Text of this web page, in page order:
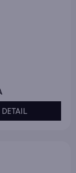
DETAIL